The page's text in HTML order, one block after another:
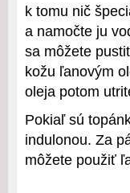
k tomu nič
a namočte ju
sa môžete
kožu ľanovým
oleja potom
Pokiaľ sú
indulonou. Za
môžete použiť